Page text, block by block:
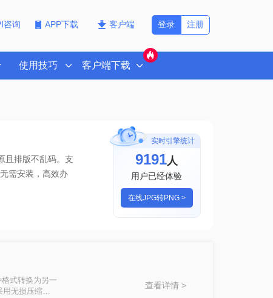
咨询 APP下载 客户端 注册
登录
使用技巧 客户端下载
且排版不乱码。支
需安装，高效办
实时引擎统计
9191人
用户已经体验
在线JPG转PNG >
式转换为另一
无损压缩，
查看详情 >